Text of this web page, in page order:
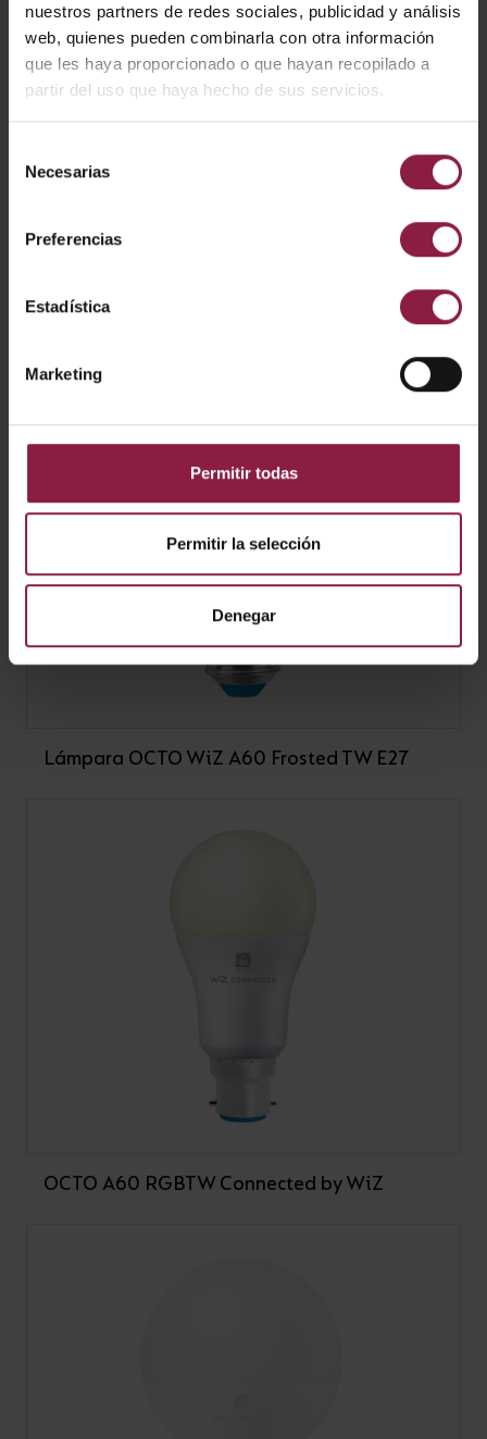
nuestros partners de redes sociales, publicidad y análisis
web, quienes pueden combinarla con otra información
que les haya proporcionado o que hayan recopilado a
partir del uso que haya hecho de sus servicios.
Necesarias
Preferencias
Estadística
Marketing
Permitir todas
Permitir la selección
Denegar
AOCTOW/A60LED/T
W/E27
PRODUCTOS SIMILARES
Lámpara OCTO WiZ A60 Frosted TW E27
OCTO A60 RGBTW Connected by WiZ